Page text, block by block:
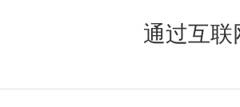
通过互联